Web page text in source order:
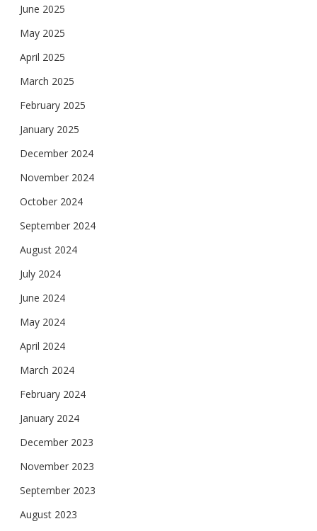
June 2025
May 2025
April 2025
March 2025
February 2025
January 2025
December 2024
November 2024
October 2024
September 2024
August 2024
July 2024
June 2024
May 2024
April 2024
March 2024
February 2024
January 2024
December 2023
November 2023
September 2023
August 2023